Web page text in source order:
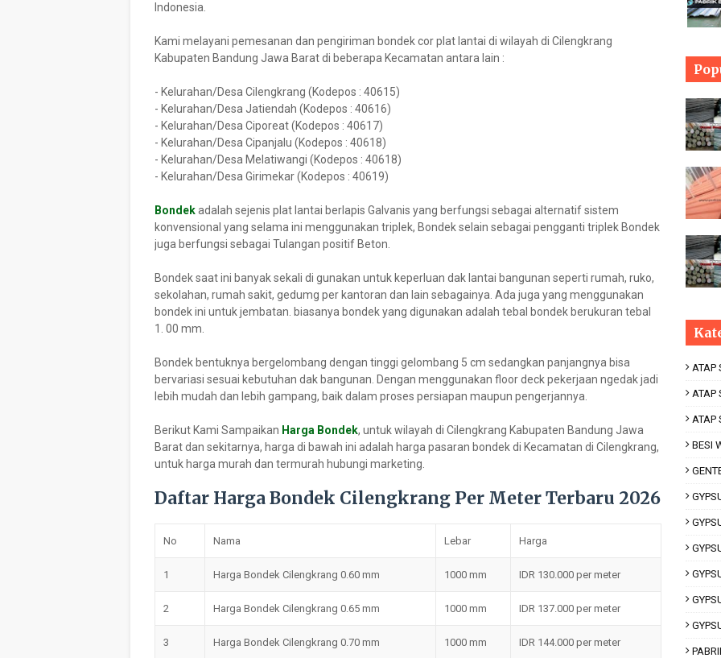
Indonesia.
Kami melayani pemesanan dan pengiriman bondek cor plat lantai di wilayah di Cilengkrang
Kabupaten Bandung Jawa Barat di beberapa Kecamatan antara lain :
- Kelurahan/Desa Cilengkrang (Kodepos : 40615)
- Kelurahan/Desa Jatiendah (Kodepos : 40616)
- Kelurahan/Desa Ciporeat (Kodepos : 40617)
- Kelurahan/Desa Cipanjalu (Kodepos : 40618)
- Kelurahan/Desa Melatiwangi (Kodepos : 40618)
- Kelurahan/Desa Girimekar (Kodepos : 40619)
Bondekadalah sejenis plat lantai berlapis Galvanis yang berfungsi sebagai alternatif sistem
konvensional yang selama ini menggunakan triplek, Bondek selain sebagai pengganti triplek Bondek
juga berfungsi sebagai Tulangan positif Beton.
Bondek saat ini banyak sekali di gunakan untuk keperluan dak lantai bangunan seperti rumah, ruko,
sekolahan, rumah sakit, gedumg per kantoran dan lain sebagainya. Ada juga yang menggunakan
bondek ini untuk jembatan. biasanya bondek yang digunakan adalah tebal bondek berukuran tebal
1. 00 mm.
Bondek bentuknya bergelombang dengan tinggi gelombang 5 cm sedangkan panjangnya bisa
bervariasi sesuai kebutuhan dak bangunan. Dengan menggunakan floor deck pekerjaan ngedak jadi
lebih mudah dan lebih gampang, baik dalam proses persiapan maupun pengerjannya.
Berikut Kami Sampaikan Harga Bondek, untuk wilayah di Cilengkrang Kabupaten Bandung Jawa
Barat dan sekitarnya, harga di bawah ini adalah harga pasaran bondek di Kecamatan di Cilengkrang,
untuk harga murah dan termurah hubungi marketing.
Daftar Harga Bondek Cilengkrang Per Meter Terbaru 2026
No Nama Lebar Harga
1 Harga Bondek Cilengkrang 0.60 mm 1000 mm IDR 130.000 per meter
2 Harga Bondek Cilengkrang 0.65 mm 1000 mm IDR 137.000 per meter
3 Harga Bondek Cilengkrang 0.70 mm 1000 mm IDR 144.000 per meter
ATAP
ATAP
ATAP
BESI